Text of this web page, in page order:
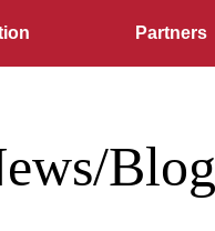
Partners
Blog